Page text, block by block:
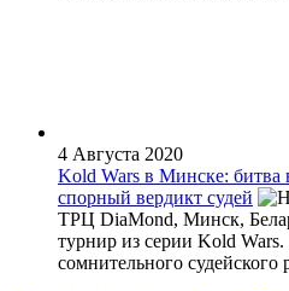
4 Августа 2020
Kold Wars в Минске: битва
спорный вердикт судей
ТРЦ DiaMond, Минск,
турнир из серии Kold
сомнительного